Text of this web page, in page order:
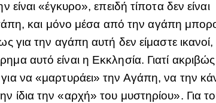
«έγκυρο», επειδή τίποτα δεν είναι
και μόνο μέσα από την αγάπη
για την αγάπη αυτή δεν είμαστε ικανοί,
αυτό είναι η Εκκλησία. Γιατί
να «μαρτυράει» την Αγάπη, να την
την «αρχή» του μυστηρίου». Για